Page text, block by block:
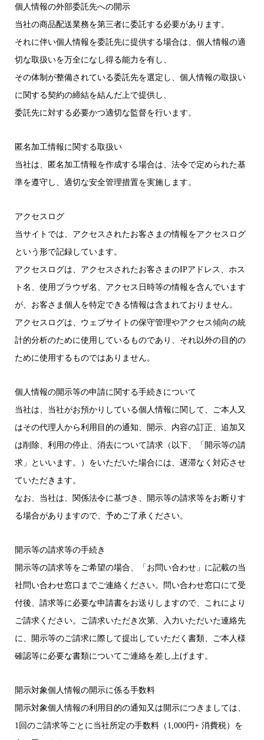
個人情報の外部委託先への開示
当社の商品配送業務を第三者に委託する必要があります。
それに伴い個人情報を委託先に提供する場合は、個人情報の適
切な取扱いを万全になし得る能力を有し、
その体制が整備されている委託先を選定し、個人情報の取扱い
に関する契約の締結を結んだ上で提供し、
委託先に対する必要かつ適切な監督を行います。
匿名加工情報に関する取扱い
当社は、匿名加工情報を作成する場合は、法令で定められた基
準を遵守し、適切な安全管理措置を実施します。
アクセスログ
当サイトでは、アクセスされたお客さまの情報をアクセスログ
という形で記録しています。
アクセスログは、アクセスされたお客さまのIPアドレス、ホス
ト名、使用ブラウザ名、アクセス日時等の情報を含んでいます
が、お客さま個人を特定できる情報は含まれておりません。
アクセスログは、ウェブサイトの保守管理やアクセス傾向の統
計的分析のために使用しているものであり、それ以外の目的の
ために使用するものではありません。
個人情報の開示等の申請に関する手続きについて
当社は、当社がお預かりしている個人情報に関して、ご本人又
はその代理人から利用目的の通知、開示、内容の訂正、追加又
は削除、利用の停止、消去について請求（以下、「開示等の請
求」といいます。）をいただいた場合には、遅滞なく対応させ
ていただきます。
なお、当社は、関係法令に基づき、開示等の請求等をお断りす
る場合がありますので、予めご了承ください。
開示等の請求等の手続き
開示等の請求等をご希望の場合、「お問い合わせ」に記載の当
社問い合わせ窓口までご連絡ください。問い合わせ窓口にて受
付後、請求等に必要な申請書をお送りしますので、これにより
ご請求ください。ご請求いただき次第、入力いただいた連絡先
に、開示等のご請求に際して提出していただく書類、ご本人様
確認等に必要な書類についてご連絡を差し上げます。
開示対象個人情報の開示に係る手数料
開示対象個人情報の利用目的の通知又は開示につきましては、
1回のご請求等ごとに当社所定の手数料（1,000円+ 消費税）を